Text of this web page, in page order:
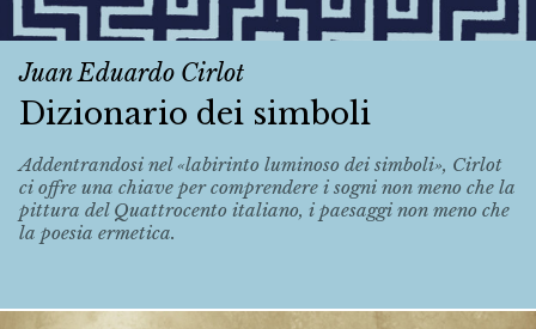
Juan Eduardo Cirlot
Dizionario dei simboli
Addentrandosi nel «labirinto luminoso dei simboli», Cirlot
ci offre una chiave per comprendere i sogni non meno che la
pittura del Quattrocento italiano, i paesaggi non meno che
la poesia ermetica.